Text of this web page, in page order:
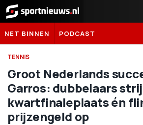
Sportnieuws.nl
NET BINNEN PODCAST
TENNIS
Groot Nederlands
Garros: dubbelaars
kwartfinaleplaats én
prijzengeld op